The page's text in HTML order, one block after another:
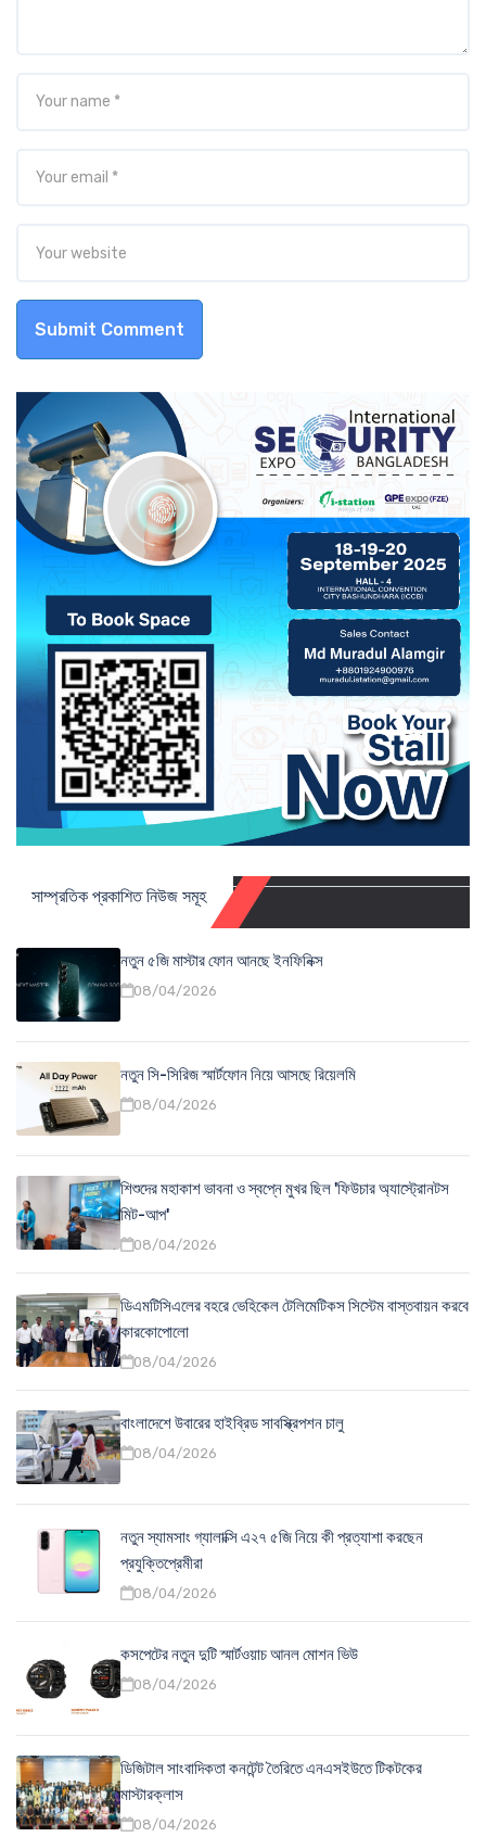
Submit Comment
সাম্প্রতিক প্রকাশিত নিউজ সমূহ
নতুন ৫জি মাস্টার ফোন আনছে ইনফিনিক্স
08/04/2026
নতুন সি-সিরিজ স্মার্টফোন নিয়ে আসছে রিয়েলমি
08/04/2026
শিশুদের মহাকাশ ভাবনা ও স্বপ্নে মুখর ছিল 'ফিউচার অ্যাস্ট্রোনটস
মিট-আপ'
08/04/2026
ডিএমটিসিএলের বহরে ভেহিকেল টেলিমেটিকস সিস্টেম বাস্তবায়ন করবে
কারকোপোলো
08/04/2026
বাংলাদেশে উবারের হাইব্রিড সাবস্ক্রিপশন চালু
08/04/2026
নতুন স্যামসাং গ্যালাক্সি এ২৭ ৫জি নিয়ে কী প্রত্যাশা করছেন
প্রযুক্তিপ্রেমীরা
08/04/2026
কসপেটের নতুন দুটি স্মার্টওয়াচ আনল মোশন ভিউ
08/04/2026
ডিজিটাল সাংবাদিকতা কনটেন্ট তৈরিতে এনএসইউতে টিকটকের
মাস্টারক্লাস
08/04/2026